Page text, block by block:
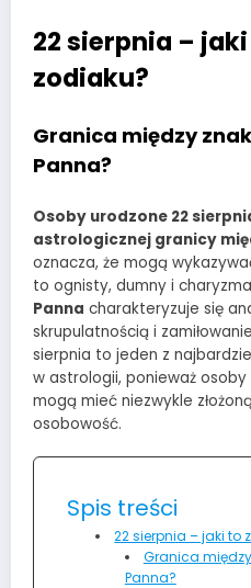
22 sierpnia –
zodiaku?
Granica między
Panna?
Osoby urodzone 22
astrologicznej granicy
oznacza, że mogą
to ognisty, dumny i
Panna charakteryzuje się
skrupulatnością i
sierpnia to jeden z
w astrologii, ponieważ
mogą mieć niezwykle
osobowość.
Spis treści
22 sierpnia – jaki to
Granica
Panna?